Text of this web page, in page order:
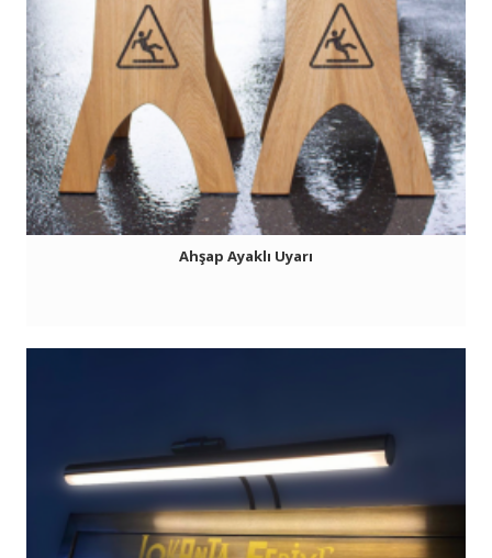
Ahşap Ayaklı Uyarı